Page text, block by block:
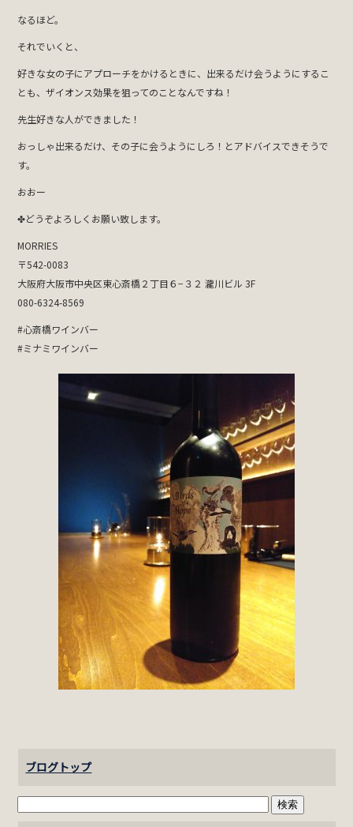
なるほど。
それでいくと、
好きな女の子にアプローチをかけるときに、出来るだけ会うようにするこ
とも、ザイオンス効果を狙ってのことなんですね！
先生好きな人ができました！
おっしゃ出来るだけ、その子に会うようにしろ！とアドバイスできそうで
す。
おおー
✤どうぞよろしくお願い致します。
MORRIES
〒542-0083
大阪府大阪市中央区東心斎橋２丁目６−３２ 瀧川ビル 3F
080-6324-8569
#心斎橋ワインバー
#ミナミワインバー
ブログトップ